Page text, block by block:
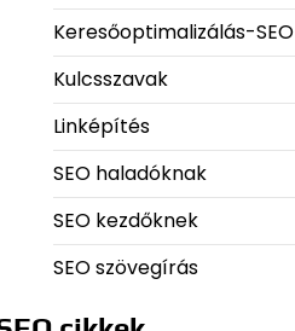
Keresőoptimalizálás-SEO
Kulcsszavak
Linképítés
SEO haladóknak
SEO kezdőknek
SEO szövegírás